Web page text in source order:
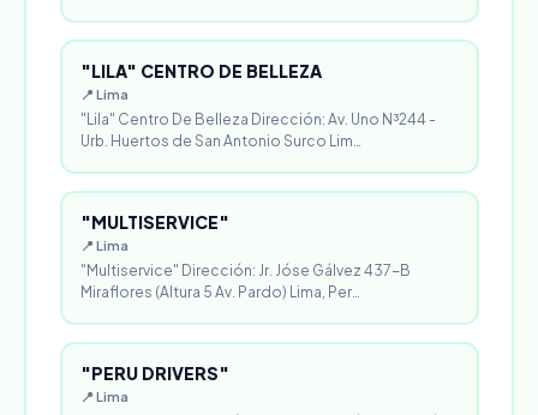
"LILA" CENTRO DE BELLEZA
📍 Lima
"Lila" Centro De Belleza Dirección: Av. Uno N³244 -
Urb. Huertos de San Antonio Surco Lim…
"MULTISERVICE"
📍 Lima
"Multiservice" Dirección: Jr. Jóse Gálvez 437-B
Miraflores (Altura 5 Av. Pardo) Lima, Per…
"PERU DRIVERS"
📍 Lima